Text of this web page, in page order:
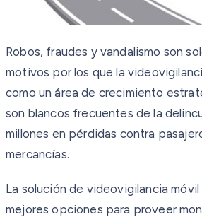
Robos, fraudes y vandalismo son
motivos por los que la
como un área de crecimiento
son blancos frecuentes de la
millones en pérdidas contra
mercancías.
La solución de videovigilancia
mejores opciones para proveer